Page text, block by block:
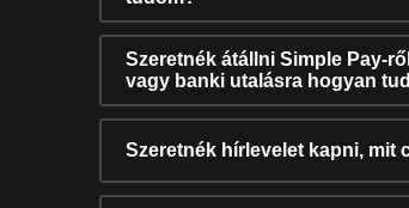
Szeretnék átállni Simple Pay-
vagy banki utalásra hogyan
Szeretnék hírlevelet kapni, mit